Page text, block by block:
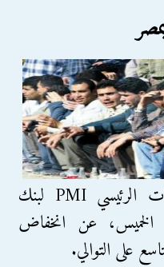
كشف مؤشر مديري المشتريات الرئيسي PMI لبنك
الخميس، عن انخفاض
على التوالي.